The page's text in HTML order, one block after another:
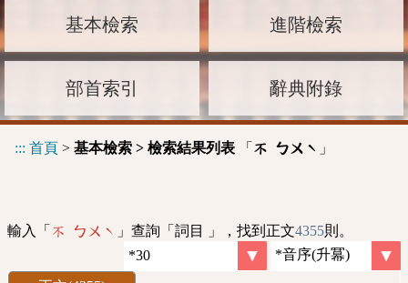
基本檢索 進階檢索
部首索引 辭典附錄
::: 首頁 > 基本檢索 > 檢索結果列表 「 不 ㄅㄨˋ 」
輸入「 不 ㄅㄨˋ 」查詢「詞目 」，找到正文4355則。